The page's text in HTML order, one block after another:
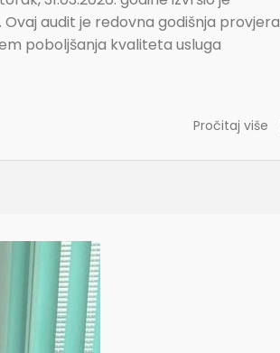
Ovaj audit je redovna godišnja provjera
poboljšanja kvaliteta usluga
Pročitaj više